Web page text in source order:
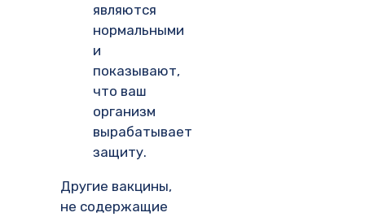
являются
нормальными
и
показывают,
что ваш
организм
вырабатывает
защиту.
Другие вакцины,
не содержащие